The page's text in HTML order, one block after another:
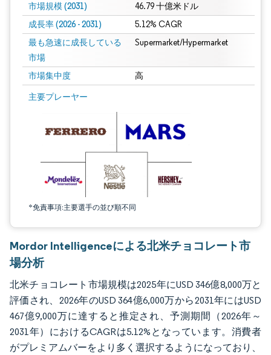
市場規模 (2031) 46.79 十億米ドル
成長率 (2026 - 2031) 5.12% CAGR
最も急速に成長している
市場
Supermarket/Hypermarket
市場集中度 高
主要プレーヤー
*免責事項:主要選手の並び順不同
画像 © Mordor Intelligence。再利用にはCC BY 4.0の表示が必要です。
Mordor Intelligenceによる北米チョコレート市
場分析
北米チョコレート市場規模は2025年にUSD 346億8,000万と
評価され、2026年のUSD 364億6,000万から2031年にはUSD
467億9,000万に達すると推定され、予測期間（2026年～
2031年）におけるCAGRは5.12%となっています。消費者
がプレミアムバーをより多く選択するようになっており、